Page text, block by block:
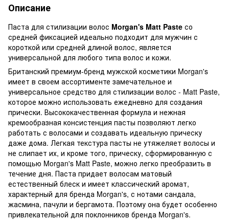
Описание
Паста для стилизации волос Morgan's Matt Paste со
средней фиксацией идеально подходит для мужчин с
короткой или средней длиной волос, является
универсальной для любого типа волос и кожи.
Британский премиум-бренд мужской косметики Morgan's
имеет в своем ассортименте замечательное и
универсальное средство для стилизации волос - Matt Paste,
которое можно использовать ежедневно для создания
прически. Высококачественная формула и нежная
кремообразная консистенция пасты позволяют легко
работать с волосами и создавать идеальную прическу
даже дома. Легкая текстура пасты не утяжеляет волосы и
не слипает их, и кроме того, прическу, сформированную с
помощью Morgan's Matt Paste, можно легко преобразить в
течение дня. Паста придает волосам матовый
естественный блеск и имеет классический аромат,
характерный для бренда Morgan's, с нотами сандала,
жасмина, пачули и бергамота. Поэтому она будет особенно
привлекательной для поклонников бренда Morgan's.